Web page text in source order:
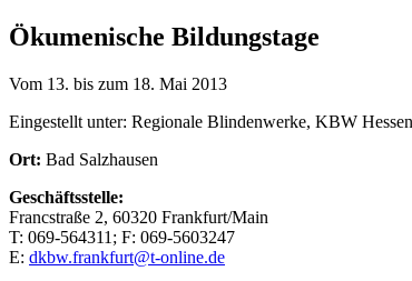
Ökumenische Bildungstage
Vom 13. bis zum 18. Mai 2013
Eingestellt unter: Regionale Blindenwerke, KBW
Ort: Bad Salzhausen
Geschäftsstelle:
Francstraße 2, 60320 Frankfurt/Main
T: 069-564311; F: 069-5603247
E: dkbw.frankfurt@t-online.de